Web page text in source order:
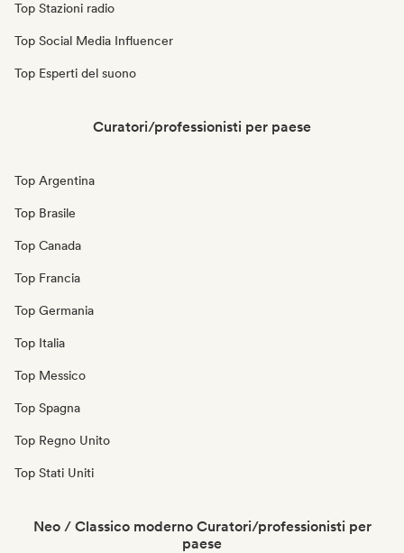
Top Stazioni radio
Top Social Media Influencer
Top Esperti del suono
Curatori/professionisti per paese
Top Argentina
Top Brasile
Top Canada
Top Francia
Top Germania
Top Italia
Top Messico
Top Spagna
Top Regno Unito
Top Stati Uniti
Neo / Classico moderno Curatori/professionisti per
paese